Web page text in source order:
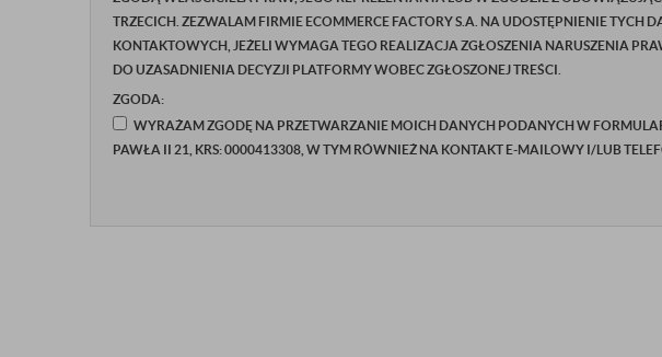
TRZECICH. ZEZWALAM FIRMIE ECOMMERCE FACTORY S.A. NA UDOSTĘPNIENIE TYCH
KONTAKTOWYCH, JEŻELI WYMAGA TEGO REALIZACJA ZGŁOSZENIA NARUSZENIA
DO UZASADNIENIA DECYZJI PLATFORMY WOBEC ZGŁOSZONEJ TREŚCI.
ZGODA:
WYRAŻAM ZGODĘ NA PRZETWARZANIE MOICH DANYCH PODANYCH W
PAWŁA II 21, KRS: 0000413308, W TYM RÓWNIEŻ NA KONTAKT E-MAILOWY I/LUB